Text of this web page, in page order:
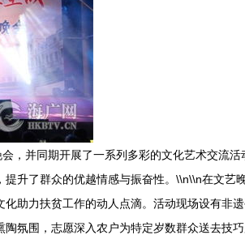
，并同期开展了一系列多彩的文化艺术交流
升了群众的优越情感与振奋性。\\n\\n在文艺
助力扶贫工作的动人点滴。活动现场设有非
氛围，志愿深入农户为特定岁数群众送去技